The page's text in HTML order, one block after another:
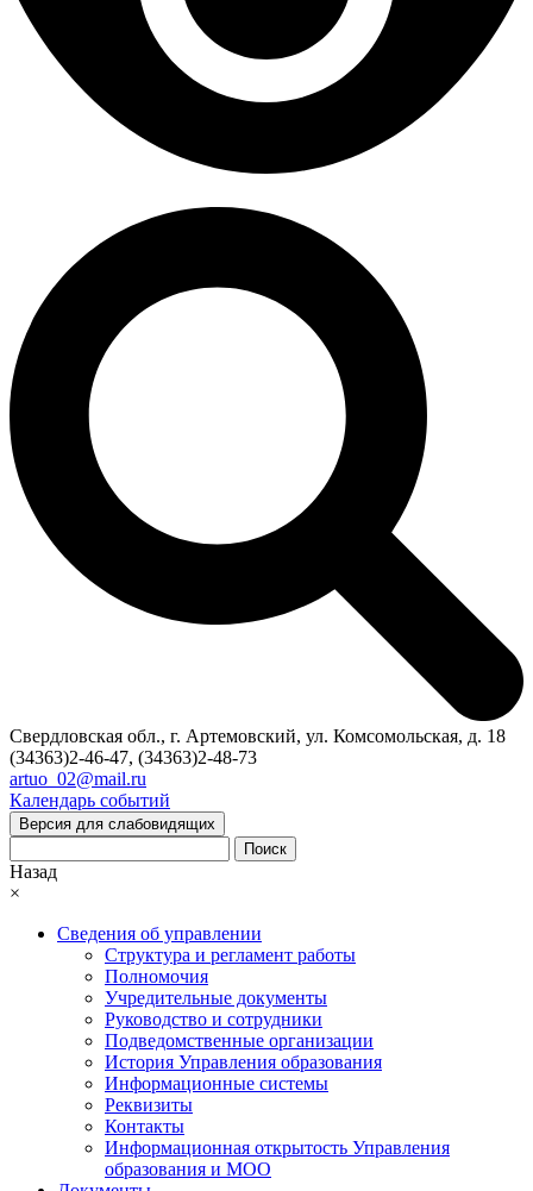
Свердловская обл., г. Артемовский, ул. Комсомольская, д. 18
(34363)2-46-47, (34363)2-48-73
artuo_02@mail.ru
Календарь событий
Версия для слабовидящих
Поиск
Назад
×
Сведения об управлении
Структура и регламент работы
Полномочия
Учредительные документы
Руководство и сотрудники
Подведомственные организации
История Управления образования
Информационные системы
Реквизиты
Контакты
Информационная открытость Управления
образования и МОО